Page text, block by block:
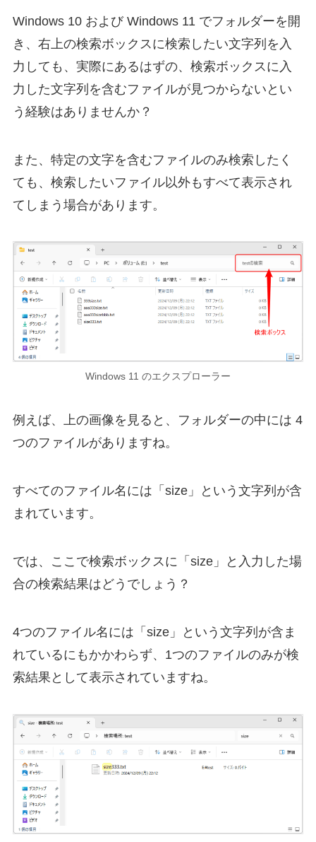
Windows 10 および Windows 11 でフォルダーを開
き、右上の検索ボックスに検索したい文字列を入
力しても、実際にあるはずの、検索ボックスに入
力した文字列を含むファイルが見つからないとい
う経験はありませんか？
また、特定の文字を含むファイルのみ検索したく
ても、検索したいファイル以外もすべて表示され
てしまう場合があります。
Windows 11 のエクスプローラー
例えば、上の画像を見ると、フォルダーの中には 4
つのファイルがありますね。
すべてのファイル名には「size」という文字列が含
まれています。
では、ここで検索ボックスに「size」と入力した場
合の検索結果はどうでしょう？
4つのファイル名には「size」という文字列が含ま
れているにもかかわらず、1つのファイルのみが検
索結果として表示されていますね。